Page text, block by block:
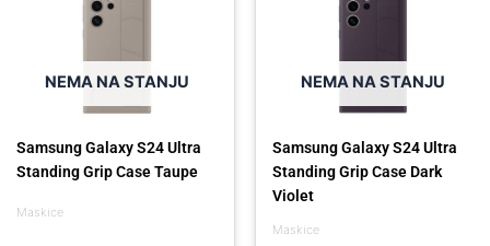
NEMA NA STANJU
Maskice
Samsung Galaxy S24 Ultra
Standing Grip Case Taupe
NEMA NA STANJU
Maskice
Samsung Galaxy S24 Ultra
Standing Grip Case Dark
Violet